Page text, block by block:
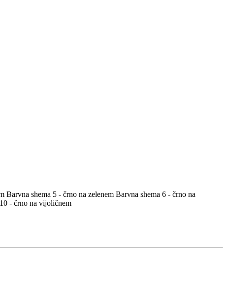
Barvna shema 5 - črno na zelenem Barvna shema 6 - črno na
- črno na vijoličnem